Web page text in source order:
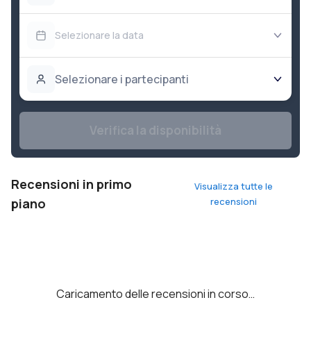
Selezionare la data
Selezionare i partecipanti
Recensioni in primo
piano
Visualizza tutte le
recensioni
Caricamento delle recensioni in corso…